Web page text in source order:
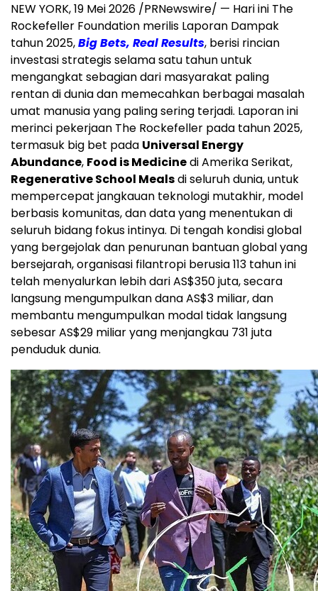
NEW YORK,19 Mei 2026 /PRNewswire/ — Hari ini The
Rockefeller Foundation merilis Laporan Dampak
tahun 2025,Big Bets, Real Results, berisi rincian
investasi strategis selama satu tahun untuk
mengangkat sebagian dari masyarakat paling
rentan di dunia dan memecahkan berbagai masalah
umat manusia yang paling sering terjadi. Laporan ini
merinci pekerjaan The Rockefeller pada tahun 2025,
termasuk big bet pada Universal Energy
Abundance, Food is Medicinedi Amerika Serikat,
Regenerative School Mealsdi seluruh dunia, untuk
mempercepat jangkauan teknologi mutakhir, model
berbasis komunitas, dan data yang menentukan di
seluruh bidang fokus intinya. Di tengah kondisi global
yang bergejolak dan penurunan bantuan global yang
bersejarah, organisasi filantropi berusia 113 tahun ini
telah menyalurkan lebih dari AS$350 juta, secara
langsung mengumpulkan dana AS$3 miliar, dan
membantu mengumpulkan modal tidak langsung
sebesar AS$29 miliar yang menjangkau 731 juta
penduduk dunia.